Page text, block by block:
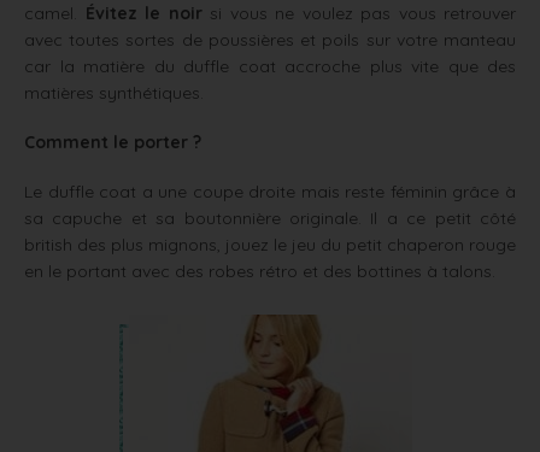
camel. Évitez le noirsi vous ne voulez pas vous retrouver
avec toutes sortes de poussières et poils sur votre manteau
car la matière du duffle coat accroche plus vite que des
matières synthétiques.
Comment le porter ?
Le duffle coat a une coupe droite mais reste féminin grâce à
sa capuche et sa boutonnière originale. Il a ce petit côté
british des plus mignons, jouez le jeu du petit chaperon rouge
en le portant avec des robes rétro et des bottines à talons.